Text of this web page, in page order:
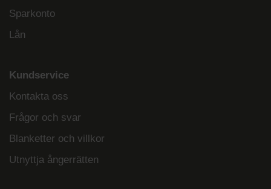
Sparkonto
Lån
Kundservice
Kontakta oss
Frågor och svar
Blanketter och villkor
Utnyttja ångerrätten